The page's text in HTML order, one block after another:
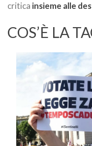
critica insieme alle
COS’È LA